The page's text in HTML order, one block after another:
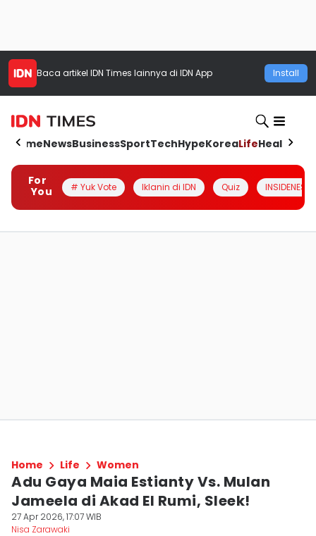
Baca artikel IDN Times lainnya di IDN App Install
HomeNewsBusinessSportTechHypeKoreaLifeHealth
For
You
# Yuk Vote Iklanin di IDN Quiz INSIDENESIA
Home Life Women
Adu Gaya Maia Estianty Vs. Mulan
Jameela di Akad El Rumi, Sleek!
27 Apr 2026, 17:07 WIB
Nisa Zarawaki